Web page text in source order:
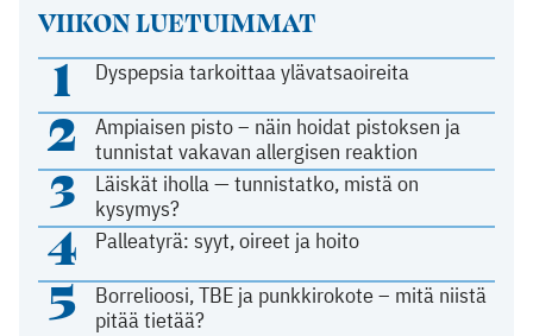
VIIKON LUETUIMMAT
1 Dyspepsia tarkoittaa ylävatsaoireita
2
Ampiaisen pisto – näin hoidat pistoksen ja
tunnistat vakavan allergisen reaktion
3
Läiskät iholla — tunnistatko, mistä on
kysymys?
4 Palleatyrä: syyt, oireet ja hoito
5
Borrelioosi, TBE ja punkkirokote – mitä niistä
pitää tietää?